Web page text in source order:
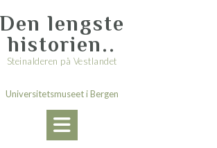
Den lengste
historien..
Steinalderen på Vestlandet
Universitetsmuseet i Bergen